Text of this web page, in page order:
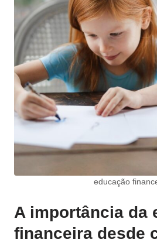
educação
A importância da
financeira desde